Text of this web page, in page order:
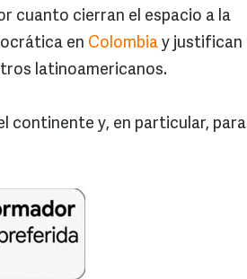
cuanto cierran el espacio a la
en Colombia y justifican
latinoamericanos.
continente y, en particular, para